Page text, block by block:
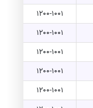
1200-1001
1200-1001
1200-1001
1200-1001
1200-1001